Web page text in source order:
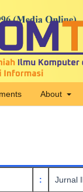
About
: Jurnal